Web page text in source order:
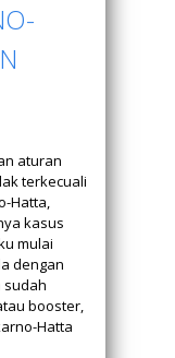
aturan
terkecuali
Hatta,
kasus
mulai
dengan
sudah
booster,
Hatta